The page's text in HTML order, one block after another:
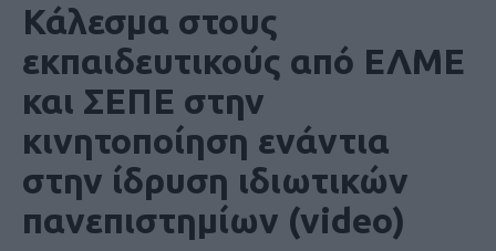
Κάλεσμα στους
εκπαιδευτικούς από ΕΛΜΕ
και ΣΕΠΕ στην
κινητοποίηση ενάντια
στην ίδρυση ιδιωτικών
πανεπιστημίων (video)